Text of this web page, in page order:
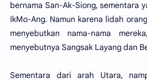
bernama San-Ak-Siong, sementara
IkMo-Ang. Namun karena lidah
menyebutkan nama-nama
menyebutnya Sangsak Layang dan
Sementara dari arah Utara,